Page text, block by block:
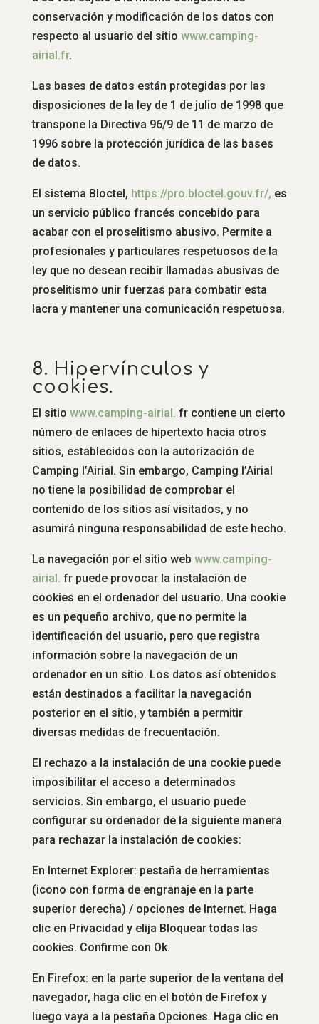
conservación y modificación de los datos con
respecto al usuario del sitio www.camping-
airial.fr.
Las bases de datos están protegidas por las
disposiciones de la ley de 1 de julio de 1998 que
transpone la Directiva 96/9 de 11 de marzo de
1996 sobre la protección jurídica de las bases
de datos.
El sistema Bloctel, https://pro.bloctel.gouv.fr/, es
un servicio público francés concebido para
acabar con el proselitismo abusivo. Permite a
profesionales y particulares respetuosos de la
ley que no desean recibir llamadas abusivas de
proselitismo unir fuerzas para combatir esta
lacra y mantener una comunicación respetuosa.
8. Hipervínculos y
cookies.
El sitio www.camping-airial. fr contiene un cierto
número de enlaces de hipertexto hacia otros
sitios, establecidos con la autorización de
Camping l’Airial. Sin embargo, Camping l’Airial
no tiene la posibilidad de comprobar el
contenido de los sitios así visitados, y no
asumirá ninguna responsabilidad de este hecho.
La navegación por el sitio web www.camping-
airial. fr puede provocar la instalación de
cookies en el ordenador del usuario. Una cookie
es un pequeño archivo, que no permite la
identificación del usuario, pero que registra
información sobre la navegación de un
ordenador en un sitio. Los datos así obtenidos
están destinados a facilitar la navegación
posterior en el sitio, y también a permitir
diversas medidas de frecuentación.
El rechazo a la instalación de una cookie puede
imposibilitar el acceso a determinados
servicios. Sin embargo, el usuario puede
configurar su ordenador de la siguiente manera
para rechazar la instalación de cookies:
En Internet Explorer: pestaña de herramientas
(icono con forma de engranaje en la parte
superior derecha) / opciones de Internet. Haga
clic en Privacidad y elija Bloquear todas las
cookies. Confirme con Ok.
En Firefox: en la parte superior de la ventana del
navegador, haga clic en el botón de Firefox y
luego vaya a la pestaña Opciones. Haga clic en